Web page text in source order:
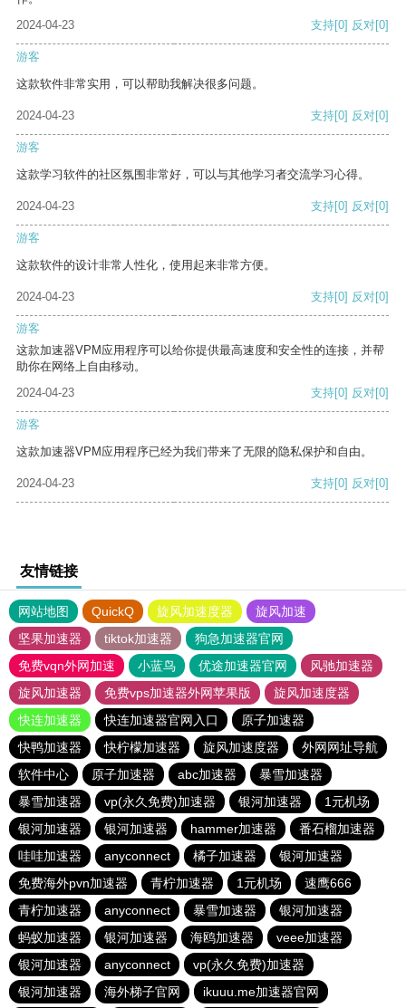
2024-04-23
支持[0] 反对[0]
游客
这款软件非常实用，可以帮助我解决很多问题。
2024-04-23 支持[0] 反对[0]
游客
这款学习软件的社区氛围非常好，可以与其他学习者交流学习心得。
2024-04-23 支持[0] 反对[0]
游客
这款软件的设计非常人性化，使用起来非常方便。
2024-04-23 支持[0] 反对[0]
游客
这款加速器VPM应用程序可以给你提供最高速度和安全性的连接，并帮
助你在网络上自由移动。
2024-04-23
支持[0] 反对[0]
游客
这款加速器VPM应用程序已经为我们带来了无限的隐私保护和自由。
2024-04-23 支持[0] 反对[0]
友情链接
网站地图 QuickQ 旋风加速度器
旋风加速
坚果加速器
tiktok加速器
狗急加速器官网
免费vqn外网加速
小蓝鸟 优途加速器官网
风驰加速器
旋风加速器
免费vps加速器外网苹果版
旋风加速度器
快连加速器
快连加速器官网入口
原子加速器
快鸭加速器
快柠檬加速器 旋风加速度器
外网网址导航
软件中心
原子加速器 abc加速器
暴雪加速器
暴雪加速器
vp(永久免费)加速器 银河加速器
1元机场
银河加速器
银河加速器 hammer加速器
番石榴加速器
哇哇加速器
anyconnect 橘子加速器
银河加速器
免费海外pvn加速器
青柠加速器 1元机场
速鹰666
青柠加速器
anyconnect 暴雪加速器
银河加速器
蚂蚁加速器
银河加速器 海鸥加速器
veee加速器
银河加速器
anyconnect
vp(永久免费)加速器
银河加速器
海外梯子官网 ikuuu.me加速器官网